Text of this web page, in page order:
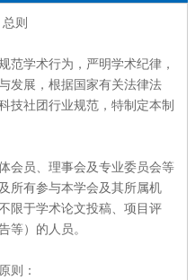
总则
范学术行为，严明学术纪律，
发展，根据国家有关法律法
技社团行业规范，特制定本制
会员、理事会及专业委员会等
所有参与本学会及其所属机
限于学术论文投稿、项目评
等）的人员。
则：